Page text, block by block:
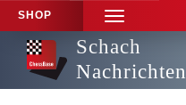
SHOP
TOGGLE
NAVIGATION
Schach
Nachrichten